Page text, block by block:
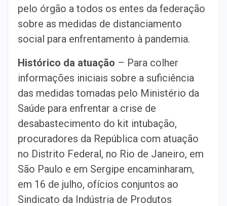
pelo órgão a todos os entes da federação
sobre as medidas de distanciamento
social para enfrentamento à pandemia.
Histórico da atuação – Para colher
informações iniciais sobre a suficiência
das medidas tomadas pelo Ministério da
Saúde para enfrentar a crise de
desabastecimento do kit intubação,
procuradores da República com atuação
no Distrito Federal, no Rio de Janeiro, em
São Paulo e em Sergipe encaminharam,
em 16 de julho, ofícios conjuntos ao
Sindicato da Indústria de Produtos